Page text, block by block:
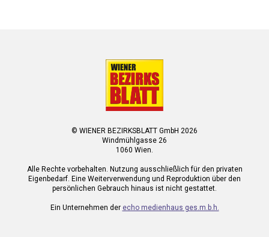
© WIENER BEZIRKSBLATT GmbH 2026
Windmühlgasse 26
1060 Wien.
Alle Rechte vorbehalten. Nutzung ausschließlich für den privaten
Eigenbedarf. Eine Weiterverwendung und Reproduktion über den
persönlichen Gebrauch hinaus ist nicht gestattet.
Ein Unternehmen der echo medienhaus ges.m.b.h.